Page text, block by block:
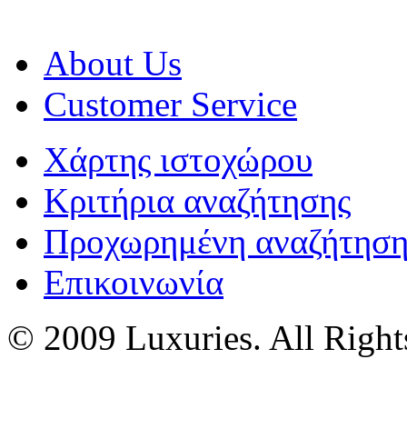
About Us
Customer Service
Χάρτης ιστοχώρου
Κριτήρια αναζήτησης
Προχωρημένη
Επικοινωνία
© 2009 Luxuries. All